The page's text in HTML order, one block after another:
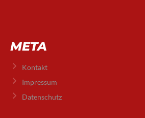
META
Kontakt
Impressum
Datenschutz